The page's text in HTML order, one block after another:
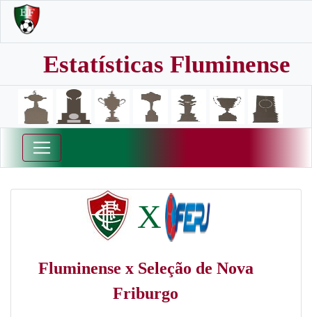
Estatísticas Fluminense
X
Fluminense x Seleção de Nova
Friburgo